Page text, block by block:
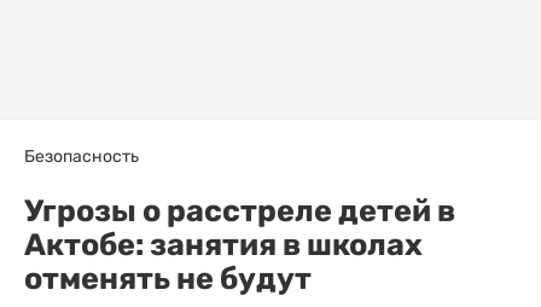
Безопасность
Угрозы о расстреле детей в
Актобе: занятия в школах
отменять не будут